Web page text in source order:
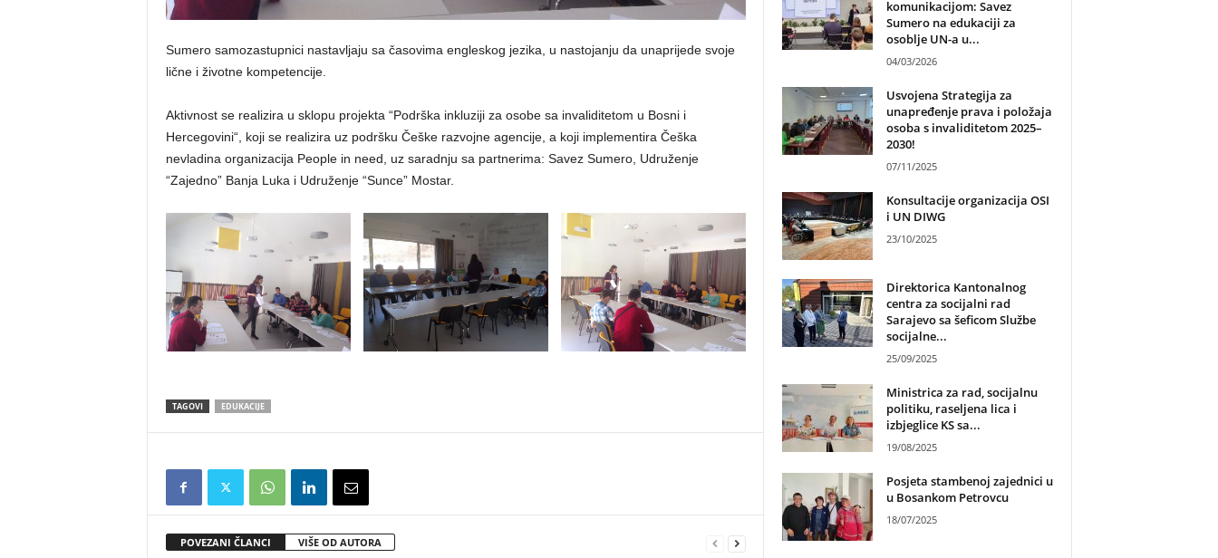
Sumero samozastupnici nastavljaju sa časovima engleskog jezika, u nastojanju da unaprijede svoje
lične i životne kompetencije.
Aktivnost se realizira u sklopu projekta “Podrška inkluziji za osobe sa invaliditetom u Bosni i
Hercegovini“, koji se realizira uz podršku Češke razvojne agencije, a koji implementira Češka
nevladina organizacija People in need, uz saradnju sa partnerima: Savez Sumero, Udruženje
“Zajedno” Banja Luka i Udruženje “Sunce” Mostar.
TAGOVI EDUKACIJE
POVEZANI ČLANCI VIŠE OD AUTORA
komunikacijom: Savez
Sumero na edukaciji za
osoblje UN-a u...
04/03/2026
Usvojena Strategija za
unapređenje prava i položaja
osoba s invaliditetom 2025–
2030!
07/11/2025
Konsultacije organizacija OSI
i UN DIWG
23/10/2025
Direktorica Kantonalnog
centra za socijalni rad
Sarajevo sa šeficom Službe
socijalne...
25/09/2025
Ministrica za rad, socijalnu
politiku, raseljena lica i
izbjeglice KS sa...
19/08/2025
Posjeta stambenoj zajednici u
u Bosankom Petrovcu
18/07/2025